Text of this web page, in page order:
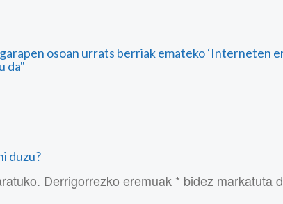
osoan urrats berriak emateko ‘Interneten
da"
duzu?
Derrigorrezko eremuak * bidez markatuta